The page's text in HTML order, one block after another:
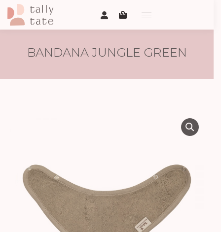
BANDANA JUNGLE GREEN